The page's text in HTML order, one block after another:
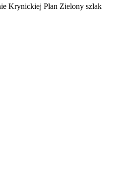
Krynickiej Plan Zielony szlak